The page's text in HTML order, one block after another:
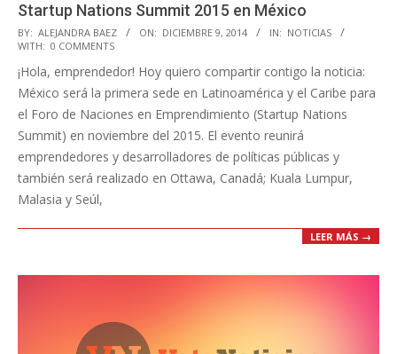
Startup Nations Summit 2015 en México
2014-
12-
09
BY: ALEJANDRA BAEZ ON: DICIEMBRE 9, 2014 IN: NOTICIAS
WITH: 0 COMMENTS
¡Hola, emprendedor! Hoy quiero compartir contigo la noticia:
México será la primera sede en Latinoamérica y el Caribe para
el Foro de Naciones en Emprendimiento (Startup Nations
Summit) en noviembre del 2015. El evento reunirá
emprendedores y desarrolladores de políticas públicas y
también será realizado en Ottawa, Canadá; Kuala Lumpur,
Malasia y Seúl,
LEER MÁS →